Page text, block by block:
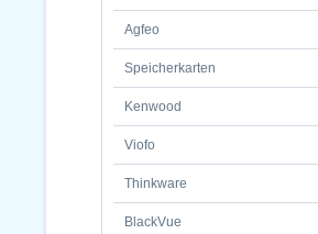
Agfeo
Speicherkarten
Kenwood
Viofo
Thinkware
BlackVue